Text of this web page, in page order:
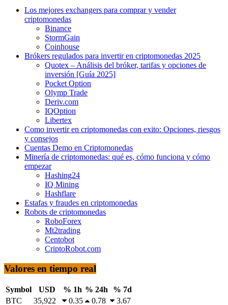
Los mejores exchangers para comprar y vender
criptomonedas
Binance
StormGain
Coinhouse
Brókers regulados para invertir en criptomonedas 2025
Quotex – Análisis del bróker, tarifas y opciones de
inversión [Guía 2025]
Pocket Option
Olymp Trade
Deriv.com
IQOption
Libertex
Como invertir en criptomonedas con exito: Opciones, riesgos
y consejos
Cuentas Demo en Criptomonedas
Minería de criptomonedas: qué es, cómo funciona y cómo
empezar
Hashing24
IQ Mining
Hashflare
Estafas y fraudes en criptomonedas
Robots de criptomonedas
RoboForex
Mt2trading
Centobot
CriptoRobot.com
Valores en tiempo real
Symbol USD % 1h % 24h
% 7d
BTC
35,922 0.35 0.78
3.67